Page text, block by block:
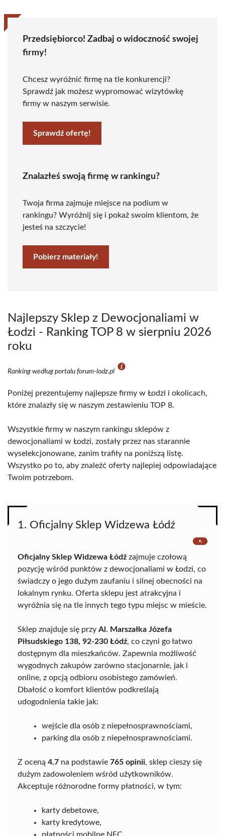
Przedsiębiorco! Zadbaj o widoczność swojej
firmy!
Chcesz wyróżnić firmę na tle konkurencji?
Sprawdź jak możesz wypromować wizytówkę
firmy w naszym serwisie.
Sprawdź ofertę!
Znalazłeś swoją firmę w rankingu?
Twoja firma zajmuje miejsce na podium w
rankingu? Wyróżnij się i pokaż swoim klientom, że
jesteś na szczycie!
Pobierz materiały!
Najlepszy Sklep z Dewocjonaliami w
Łodzi - Ranking TOP 8 w sierpniu 2026
roku
Ranking według portalu forum-lodz.pl
Poniżej prezentujemy najlepsze firmy w Łodzi i okolicach,
które znalazły się w naszym zestawieniu TOP 8.
Wszystkie firmy w naszym rankingu sklepów z
dewocjonaliami w Łodzi, zostały przez nas starannie
wyselekcjonowane, zanim trafiły na poniższą listę.
Wszystko po to, aby znaleźć oferty najlepiej odpowiadające
Twoim potrzebom.
1. Oficjalny Sklep Widzewa Łódź
Oficjalny Sklep Widzewa Łódź zajmuje czołową
pozycję wśród punktów z dewocjonaliami w Łodzi, co
świadczy o jego dużym zaufaniu i silnej obecności na
lokalnym rynku. Oferta sklepu jest atrakcyjna i
wyróżnia się na tle innych tego typu miejsc w mieście.
Sklep znajduje się przy Al. Marszałka Józefa
Piłsudskiego 138, 92-230 Łódź, co czyni go łatwo
dostępnym dla mieszkańców. Zapewnia możliwość
wygodnych zakupów zarówno stacjonarnie, jak i
online, z opcją odbioru osobistego zamówień.
Dbałość o komfort klientów podkreślają
udogodnienia takie jak:
wejście dla osób z niepełnosprawnościami,
parking dla osób z niepełnosprawnościami.
Z oceną 4.7 na podstawie 765 opinii, sklep cieszy się
dużym zadowoleniem wśród użytkowników.
Akceptuje różnorodne formy płatności, w tym:
karty debetowe,
karty kredytowe,